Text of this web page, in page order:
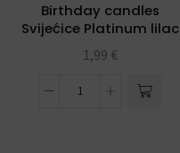
Birthday candles
Svijećice Platinum lilac
14,5 cm 1/1- 6 kom
1,99 €